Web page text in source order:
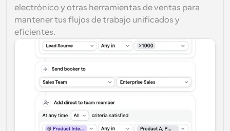
electrónico y otras herramientas de ventas para
mantener tus flujos de trabajo unificados y
eficientes.